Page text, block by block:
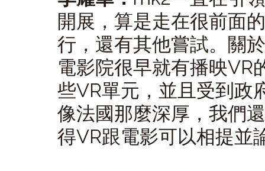
開展，算是走在很前面
行，還有其他嘗試。關
電影院很早就有播映VR
些VR單元，並且受到政
像法國那麼深厚，我們
得VR跟電影可以相提並